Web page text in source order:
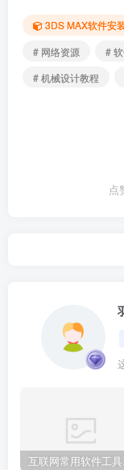
3DS MAX软件安
# 网络资源
#
# 机械设计教程
点
互